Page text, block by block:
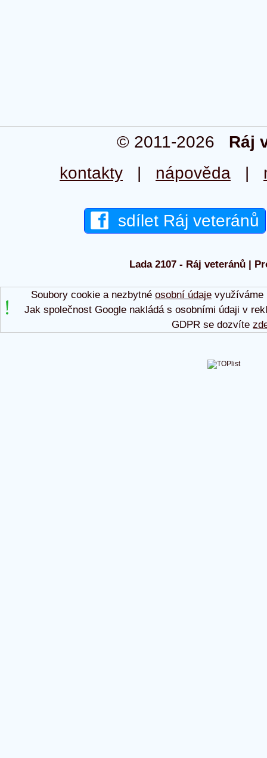
© 2011-2026 Ráj
kontakty | nápověda |
sdílet Ráj veteránů
Lada 2107 - Ráj veteránů |
Soubory cookie a nezbytné osobní údajevyužíváme
Jak společnost Google nakládá s osobními údaji v
GDPR se dozvíte